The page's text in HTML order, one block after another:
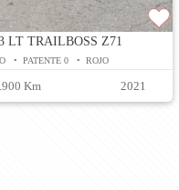
LT TRAILBOSS Z71
• PATENTE 0 • ROJO
Km 2021